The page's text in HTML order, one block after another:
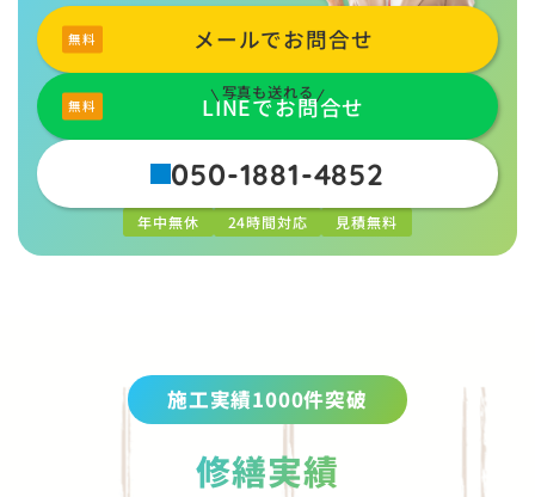
メールでお問合せ
写真も送れる
LINEでお問合せ
050-1881-4852
年中無休 24時間対応 見積無料
施工実績1000件突破
修繕実績